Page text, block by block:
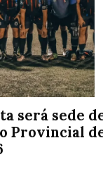
será sede
Provincial